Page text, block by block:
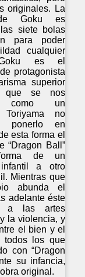
originales. La
Goku es
siete bolas
para poder
cualquier
es el
protagonista
superior
que se nos
como un
Toriyama no
ponerlo en
esta forma el
“Dragon Ball”
de un
infantil a otro
Mientras que
abunda el
adelante éste
a las artes
la violencia, y
el bien y el
todos los que
con “Dragon
su infancia,
original.